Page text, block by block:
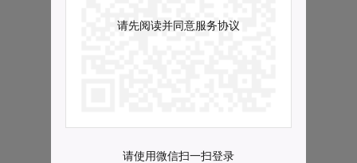
请先阅读并同意服务协议
请使用微信扫一扫登录